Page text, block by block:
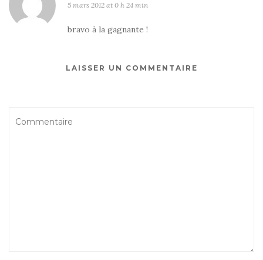
5 mars 2012 at 0 h 24 min
bravo à la gagnante !
LAISSER UN COMMENTAIRE